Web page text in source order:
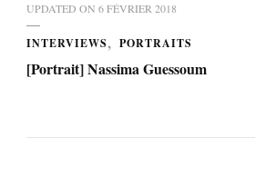
UPDATED ON 6 FÉVRIER 2018
INTERVIEWS PORTRAITS
[Portrait] Nassima Guessoum